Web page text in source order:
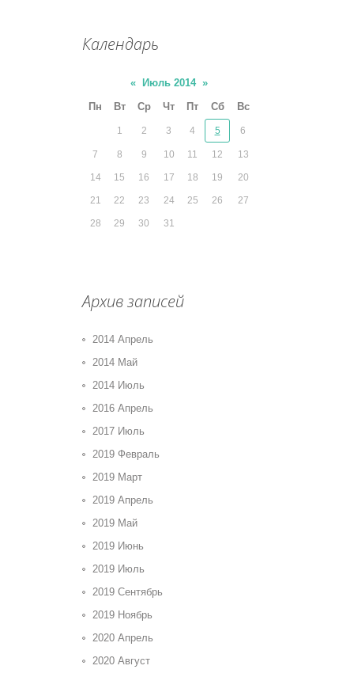
Календарь
« Июль 2014 »
Пн
Вт Ср Чт Пт Сб Вс
1 2 3 4 5 6
7 8 9 10 11 12 13
14 15 16 17 18 19 20
21 22 23 24 25 26 27
28 29 30 31
Архив записей
2014 Апрель
2014 Май
2014 Июль
2016 Апрель
2017 Июль
2019 Февраль
2019 Март
2019 Апрель
2019 Май
2019 Июнь
2019 Июль
2019 Сентябрь
2019 Ноябрь
2020 Апрель
2020 Август